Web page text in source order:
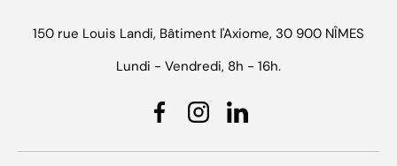
150 rue Louis Landi, Bâtiment l'Axiome, 30 900 NÎMES
Lundi - Vendredi, 8h - 16h.
FacebookInstagramLinkedin